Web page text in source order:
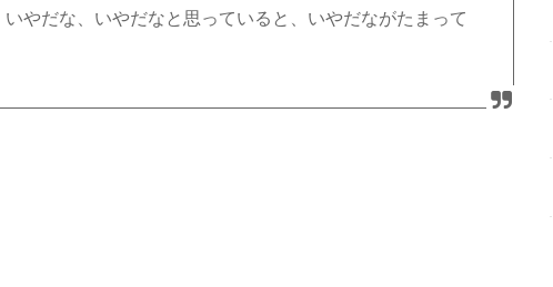
やだな、いやだなと思っていると、いやだながたまって